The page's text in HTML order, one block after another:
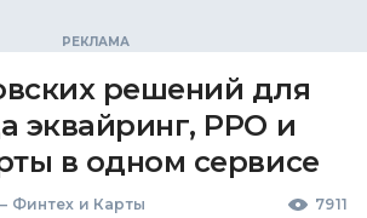
решений для
эквайринг, РРО и
в одном сервисе
Финтех и Карты 7911